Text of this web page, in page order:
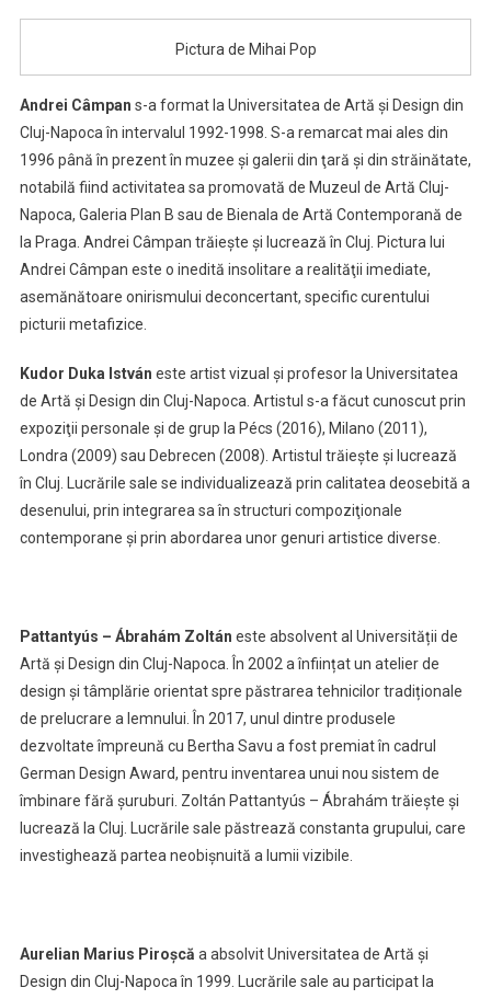
Pictura de Mihai Pop
Andrei Câmpan s-a format la Universitatea de Artă şi Design din
Cluj-Napoca în intervalul 1992-1998. S-a remarcat mai ales din
1996 până în prezent în muzee şi galerii din ţară şi din străinătate,
notabilă fiind activitatea sa promovată de Muzeul de Artă Cluj-
Napoca, Galeria Plan B sau de Bienala de Artă Contemporană de
la Praga. Andrei Câmpan trăieşte şi lucrează în Cluj. Pictura lui
Andrei Câmpan este o inedită insolitare a realităţii imediate,
asemănătoare onirismului deconcertant, specific curentului
picturii metafizice.
Kudor Duka István este artist vizual și profesor la Universitatea
de Artă și Design din Cluj-Napoca. Artistul s-a făcut cunoscut prin
expoziţii personale şi de grup la Pécs (2016), Milano (2011),
Londra (2009) sau Debrecen (2008). Artistul trăiește și lucrează
în Cluj. Lucrările sale se individualizează prin calitatea deosebită a
desenului, prin integrarea sa în structuri compoziţionale
contemporane şi prin abordarea unor genuri artistice diverse.
Pattantyús – Ábrahám Zoltán este absolvent al Universității de
Artă și Design din Cluj-Napoca. În 2002 a înființat un atelier de
design și tâmplărie orientat spre păstrarea tehnicilor tradiționale
de prelucrare a lemnului. În 2017, unul dintre produsele
dezvoltate împreună cu Bertha Savu a fost premiat în cadrul
German Design Award, pentru inventarea unui nou sistem de
îmbinare fără șuruburi. Zoltán Pattantyús – Ábrahám trăiește și
lucrează la Cluj. Lucrările sale păstrează constanta grupului, care
investighează partea neobişnuită a lumii vizibile.
Aurelian Marius Piroșcă a absolvit Universitatea de Artă și
Design din Cluj-Napoca în 1999. Lucrările sale au participat la